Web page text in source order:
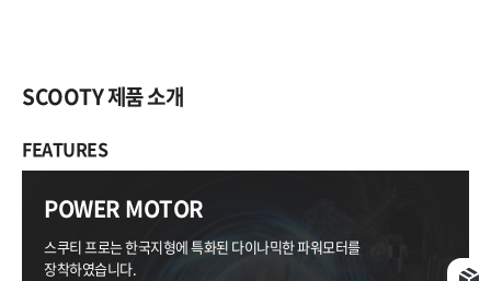
SCOOTY 제품 소개
FEATURES
POWER MOTOR
스쿠티 프로는 한국지형에 특화된 다이나믹한 파워모터를
장착하였습니다.